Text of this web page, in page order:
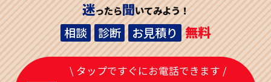
迷ったら聞いてみよう！
相談 診断 お見積り 無料
\ タップですぐにお電話できます /